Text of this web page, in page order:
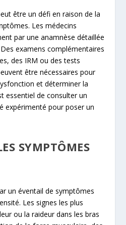
être un défi en raison de la
Les médecins
par une anamnèse détaillée
examens complémentaires
des IRM ou des tests
être nécessaires pour
et déterminer la
essentiel de consulter un
expérimenté pour poser un
SYMPTÔMES
un éventail de symptômes
Les signes les plus
ou la raideur dans les bras